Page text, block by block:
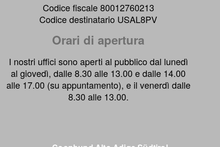
Codice fiscale 80012760213
Codice destinatario USAL8PV
Orari di apertura
I nostri uffici sono aperti al pubblico dal lunedì
al giovedì, dalle 8.30 alle 13.00 e dalle 14.00
alle 17.00 (su appuntamento), e il venerdì dalle
8.30 alle 13.00.